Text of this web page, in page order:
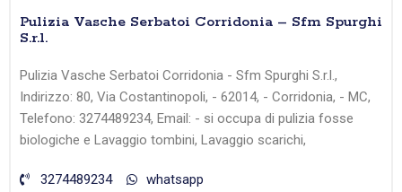
Pulizia Vasche Serbatoi Corridonia – Sfm Spurghi
S.r.l.
Pulizia Vasche Serbatoi Corridonia - Sfm Spurghi S.r.l.,
Indirizzo: 80, Via Costantinopoli, - 62014, - Corridonia, - MC,
Telefono: 3274489234, Email: - si occupa di pulizia fosse
biologiche e Lavaggio tombini, Lavaggio scarichi,
3274489234
whatsapp